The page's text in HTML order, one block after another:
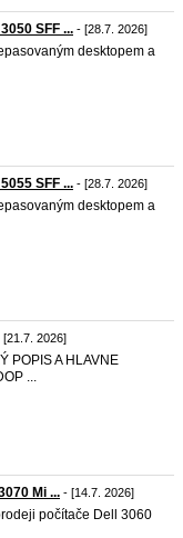
SFF ... - [28.7. 2026]
desktopem a
SFF ... - [28.7. 2026]
desktopem a
[21.7. 2026]
POPIS A HLAVNE
...
Mi ... - [14.7. 2026]
počítače Dell 3060